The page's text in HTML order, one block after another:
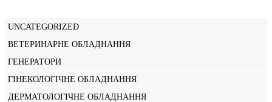
UNCATEGORIZED
ВЕТЕРИНАРНЕ ОБЛАДНАННЯ
ГЕНЕРАТОРИ
ГІНЕКОЛОГІЧНЕ ОБЛАДНАННЯ
ДЕРМАТОЛОГІЧНЕ ОБЛАДНАННЯ